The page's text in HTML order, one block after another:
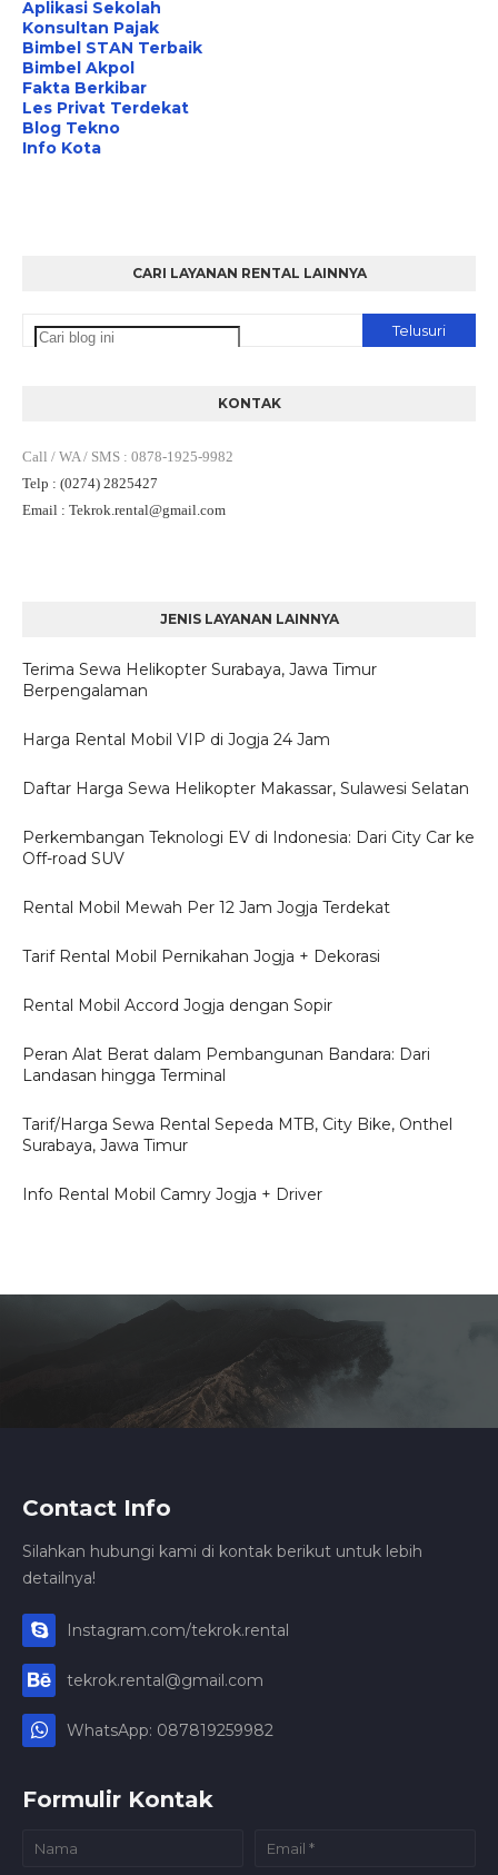
Aplikasi Sekolah
Konsultan Pajak
Bimbel STAN Terbaik
Bimbel Akpol
Fakta Berkibar
Les Privat Terdekat
Blog Tekno
Info Kota
CARI LAYANAN RENTAL LAINNYA
KONTAK
Call / WA / SMS : 0878-1925-9982
Telp : (0274) 2825427
Email : Tekrok.rental@gmail.com
JENIS LAYANAN LAINNYA
Terima Sewa Helikopter Surabaya, Jawa Timur
Berpengalaman
Harga Rental Mobil VIP di Jogja 24 Jam
Daftar Harga Sewa Helikopter Makassar, Sulawesi Selatan
Perkembangan Teknologi EV di Indonesia: Dari City Car ke
Off-road SUV
Rental Mobil Mewah Per 12 Jam Jogja Terdekat
Tarif Rental Mobil Pernikahan Jogja + Dekorasi
Rental Mobil Accord Jogja dengan Sopir
Peran Alat Berat dalam Pembangunan Bandara: Dari
Landasan hingga Terminal
Tarif/Harga Sewa Rental Sepeda MTB, City Bike, Onthel
Surabaya, Jawa Timur
Info Rental Mobil Camry Jogja + Driver
Contact Info
Silahkan hubungi kami di kontak berikut untuk lebih
detailnya!
Instagram.com/tekrok.rental
tekrok.rental@gmail.com
WhatsApp: 087819259982
Formulir Kontak